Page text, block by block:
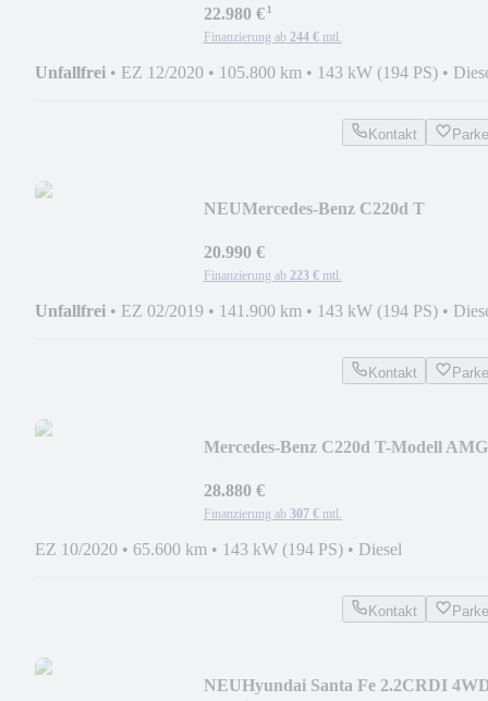
22.980 €¹
Finanzierung ab 244 € mtl.
Unfallfrei • EZ 12/2020 • 105.800 km • 143 kW (194 PS) •
Kontakt
NEUMercedes-Benz C220d T
360 LED
20.990 €
Finanzierung ab 223 € mtl.
Unfallfrei • EZ 02/2019 • 141.900 km • 143 kW (194 PS) •
Kontakt
Mercedes-Benz C220d T-Modell
28.880 €
Finanzierung ab 307 € mtl.
EZ 10/2020 • 65.600 km • 143 kW (194 PS) • Diesel
Kontakt
NEUHyundai Santa Fe 2.2CRDI